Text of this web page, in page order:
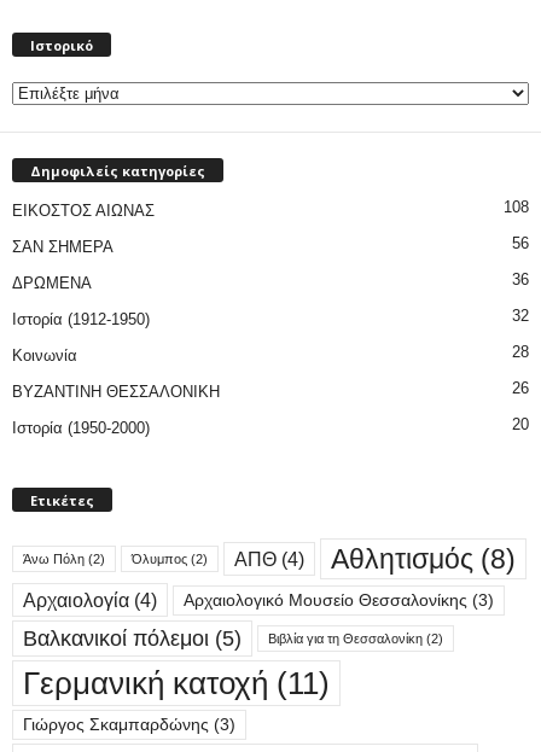
Ιστορικό
Δημοφιλείς κατηγορίες
ΕΙΚΟΣΤΟΣ ΑΙΩΝΑΣ 108
ΣΑΝ ΣΗΜΕΡΑ 56
ΔΡΩΜΕΝΑ 36
Ιστορία (1912-1950) 32
Κοινωνία 28
ΒΥΖΑΝΤΙΝΗ ΘΕΣΣΑΛΟΝΙΚΗ 26
Ιστορία (1950-2000) 20
Ετικέτες
Άνω Πόλη (2) Όλυμπος (2) ΑΠΘ (4) Αθλητισμός (8)
Αρχαιολογία (4) Αρχαιολογικό Μουσείο Θεσσαλονίκης (3)
Βαλκανικοί πόλεμοι (5) Βιβλία για τη Θεσσαλονίκη (2)
Γερμανική κατοχή (11)
Γιώργος Σκαμπαρδώνης (3)